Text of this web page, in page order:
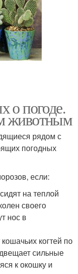
о погоде.
животным
рядом с
погодных
если:
на теплой
своего
нос в
когтей по
сильные
к окошку и